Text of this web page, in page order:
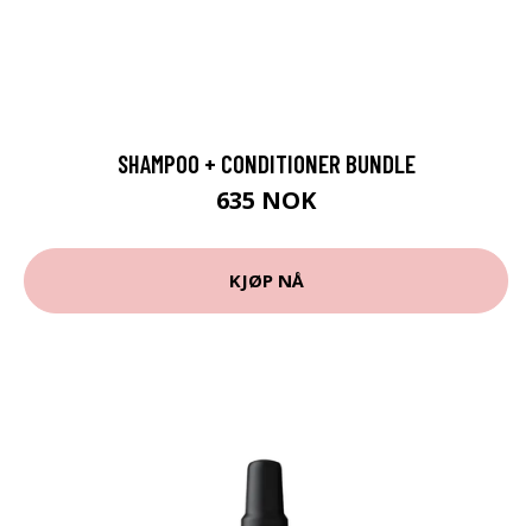
SHAMPOO + CONDITIONER BUNDLE
635 NOK
KJØP NÅ